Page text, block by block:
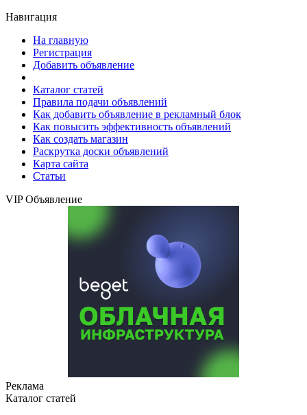
Навигация
На главную
Регистрация
Добавить объявление
Каталог статей
Правила подачи объявлений
Как добавить объявление в рекламный блок
Как повысить эффективность объявлений
Как создать магазин
Раскрутка доски объявлений
Карта сайта
Статьи
VIP Объявление
Реклама
Каталог статей